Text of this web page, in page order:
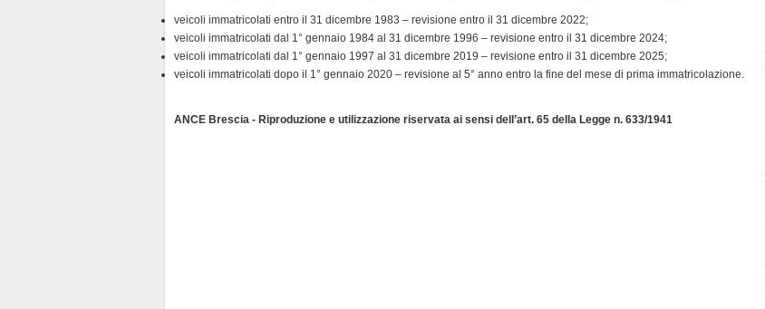
e
n
d
y
veicoli immatricolati entro il 31 dicembre 1983 – revisione entro il 31 dicembre 2022;
veicoli immatricolati dal 1° gennaio 1984 al 31 dicembre 1996 – revisione entro il 31 dicembre 2024;
veicoli immatricolati dal 1° gennaio 1997 al 31 dicembre 2019 – revisione entro il 31 dicembre 2025;
veicoli immatricolati dopo il 1° gennaio 2020 – revisione al 5° anno entro la fine del mese di prima immatricolazione.
ANCE Brescia - Riproduzione e utilizzazione riservata ai sensi dell’art. 65 della Legge n. 633/1941